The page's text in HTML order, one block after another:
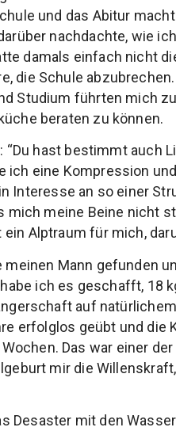
und das Abitur
nachdachte, wie
damals einfach nicht
die Schule
Studium führten mich
beraten zu können.
hast bestimmt auch
ich eine Kompression
Interesse an so einer
mich meine Beine nicht
Alptraum für mich,
Mann gefunden
ich es geschafft, 18
auf
erfolglos geübt und die
Das war einer
mir die
Desaster mit den